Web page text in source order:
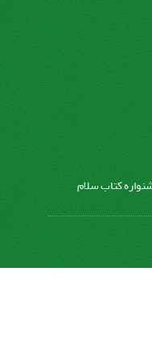
اختتامیه جشنواره کتاب سلام